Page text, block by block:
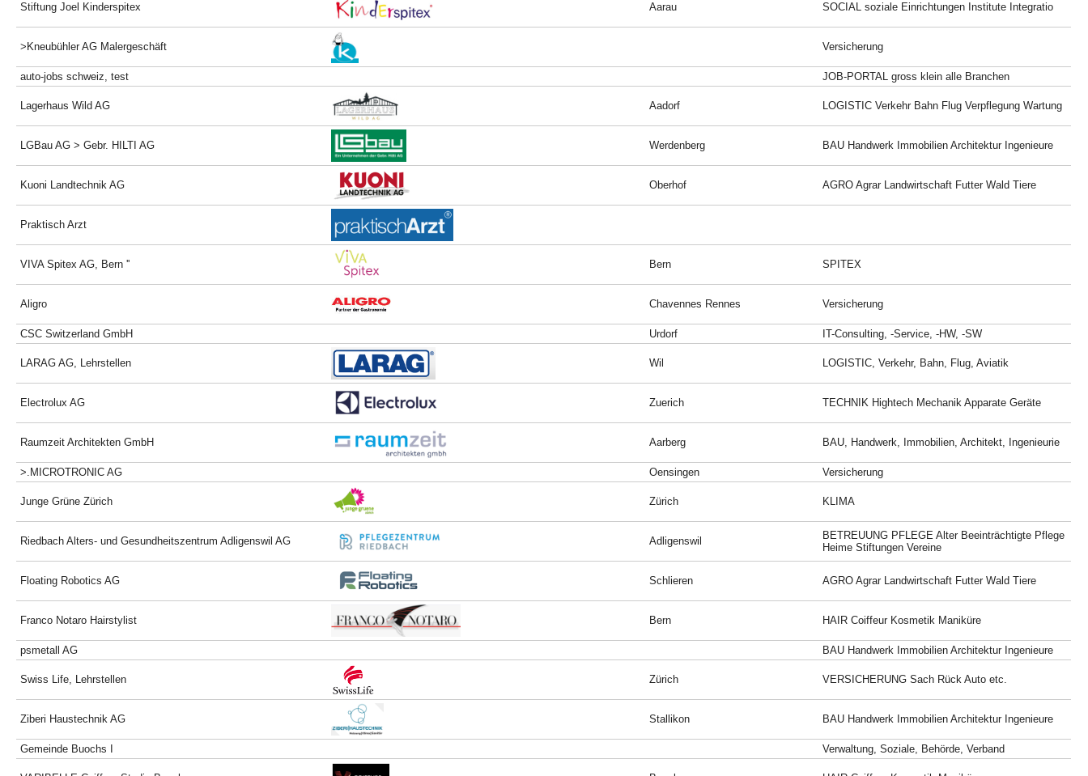
Stiftung Joel Kinderspitex Aarau SOCIAL soziale Einrichtungen Institute Integratio
>Kneubühler AG Malergeschäft Versicherung
auto-jobs schweiz, test JOB-PORTAL gross klein alle Branchen
Lagerhaus Wild AG Aadorf LOGISTIC Verkehr Bahn Flug Verpflegung Wartung
LGBau AG > Gebr. HILTI AG Werdenberg BAU Handwerk Immobilien Architektur Ingenieure
Kuoni Landtechnik AG Oberhof AGRO Agrar Landwirtschaft Futter Wald Tiere
Praktisch Arzt
VIVA Spitex AG, Bern '' Bern SPITEX
Aligro Chavennes Rennes Versicherung
CSC Switzerland GmbH Urdorf IT-Consulting, -Service, -HW, -SW
LARAG AG, Lehrstellen Wil LOGISTIC, Verkehr, Bahn, Flug, Aviatik
Electrolux AG Zuerich TECHNIK Hightech Mechanik Apparate Geräte
Raumzeit Architekten GmbH Aarberg BAU, Handwerk, Immobilien, Architekt, Ingenieurie
>.MICROTRONIC AG Oensingen Versicherung
Junge Grüne Zürich Zürich KLIMA
Riedbach Alters- und Gesundheitszentrum Adligenswil AG Adligenswil
BETREUUNG PFLEGE Alter Beeinträchtigte Pflege
Heime Stiftungen Vereine
Floating Robotics AG Schlieren AGRO Agrar Landwirtschaft Futter Wald Tiere
Franco Notaro Hairstylist Bern HAIR Coiffeur Kosmetik Maniküre
psmetall AG BAU Handwerk Immobilien Architektur Ingenieure
Swiss Life, Lehrstellen Zürich VERSICHERUNG Sach Rück Auto etc.
Ziberi Haustechnik AG Stallikon BAU Handwerk Immobilien Architektur Ingenieure
Gemeinde Buochs I Verwaltung, Soziale, Behörde, Verband